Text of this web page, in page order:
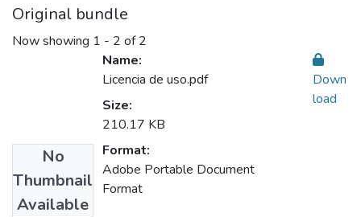
Original bundle
Now showing 1 - 2 of 2
No
Thumbnail
Available
Name:
Licencia de uso.pdf
Size:
210.17 KB
Format:
Adobe Portable Document
Format
Down
load